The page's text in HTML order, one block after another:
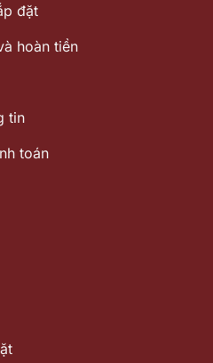
đặt
hoàn tiền
tin
toán